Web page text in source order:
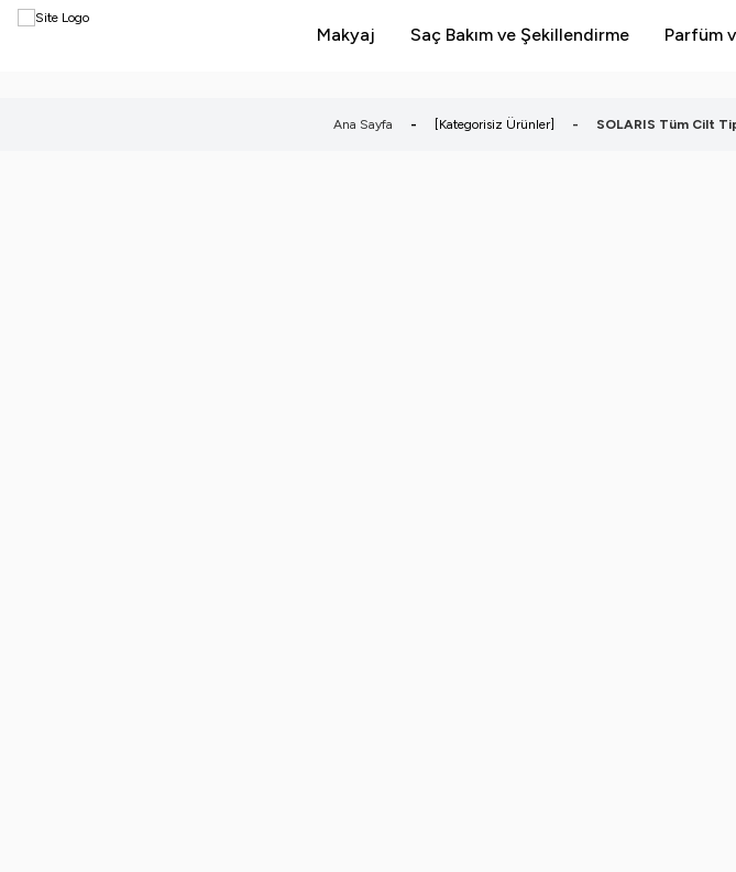
Makyaj Saç Bakım ve Şekillendirme Parfüm
Ana Sayfa - [Kategorisiz Ürünler] - SOLARIS Tüm Cilt